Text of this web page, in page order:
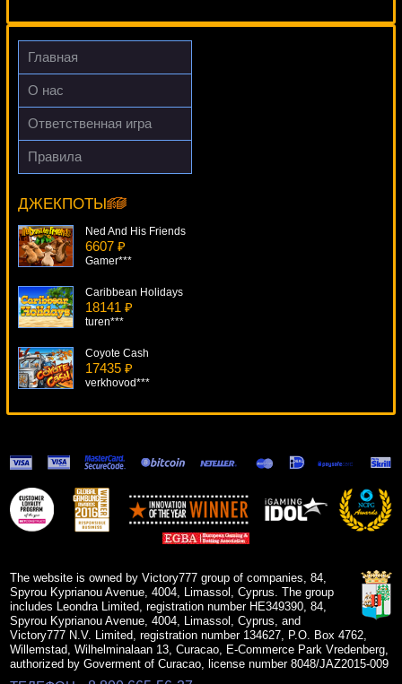
Twerk
4752 ₽
alex***
Главная
О нас
Ответственная игра
Правила
ДЖЕКПОТЫ
4 Seasons
kat***
Ned And His Friends
6607 ₽
Gamer***
Caribbean Holidays
18141 ₽
turen***
Coyote Cash
17435 ₽
verkhovod***
The Great Czar
16191 ₽
superman***
Glam Life
The website is owned by Victory777 group of companies, 84,
Spyrou Kyprianou Avenue, 4004, Limassol, Cyprus. The group
includes Leondra Limited, registration number HE349390, 84,
Spyrou Kyprianou Avenue, 4004, Limassol, Cyprus, and
Victory777 N.V. Limited, registration number 134627, P.O. Box 4762,
Willemstad, Wilhelminalaan 13, Curacao, E-Commerce Park Vredenberg,
authorized by Goverment of Curacao, license number 8048/JAZ2015-009